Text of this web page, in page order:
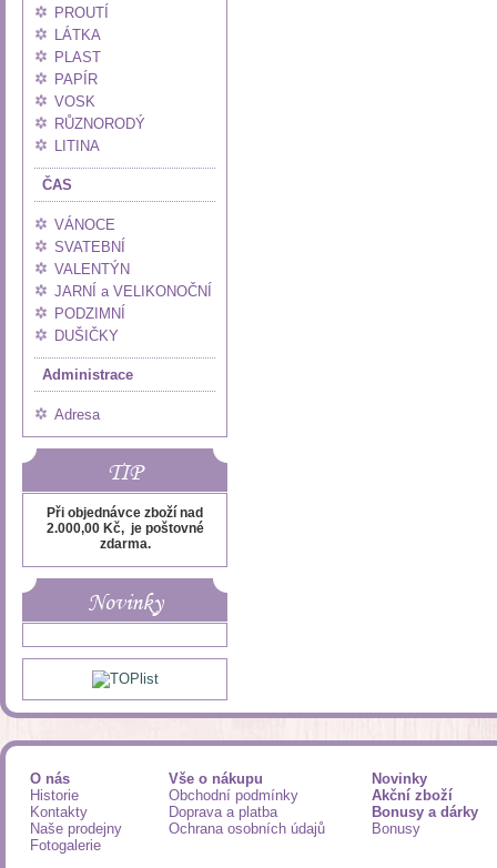
PROUTÍ
LÁTKA
PLAST
PAPÍR
VOSK
RŮZNORODÝ
LITINA
ČAS
VÁNOCE
SVATEBNÍ
VALENTÝN
JARNÍ a VELIKONOČNÍ
PODZIMNÍ
DUŠIČKY
Administrace
Adresa
TIP
Při objednávce zboží nad
2.000,00 Kč, je poštovné
zdarma.
Novinky
O nás
Historie
Kontakty
Naše prodejny
Fotogalerie
Vše o nákupu
Obchodní podmínky
Doprava a platba
Ochrana osobních údajů
Novinky
Akční zboží
Bonusy a dárky
Bonusy